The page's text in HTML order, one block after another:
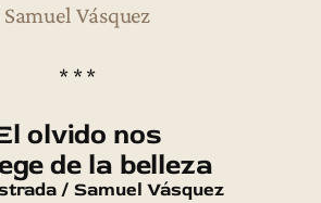
Samuel Vásquez
* * *
olvido nos
de la belleza
/ Samuel Vásquez